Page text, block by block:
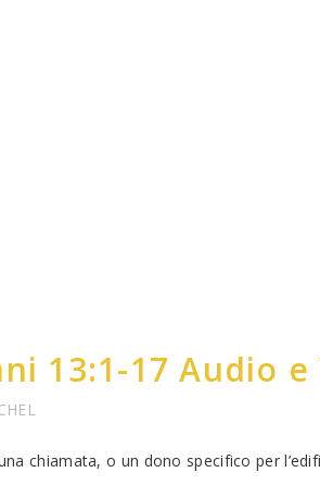
13:1-17 Audio e
chiamata, o un dono specifico per